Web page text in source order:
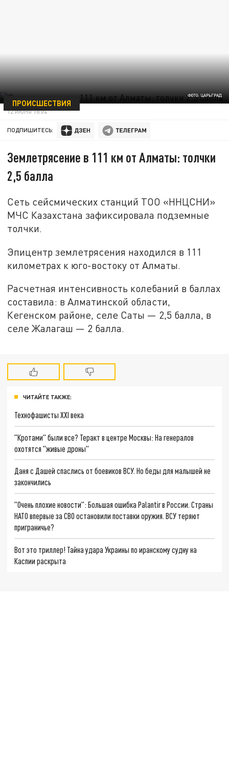
ФОТО: ЦАРЬГРАД
ПРОИСШЕСТВИЯ
12 ИЮНЯ 18:04
ПОДПИШИТЕСЬ:
Землетрясение в 111 км от Алматы: толчки
2,5 балла
Сеть сейсмических станций ТОО «ННЦСНИ»
МЧС Казахстана зафиксировала подземные
толчки.
Эпицентр землетрясения находился в 111
километрах к юго-востоку от Алматы.
Расчетная интенсивность колебаний в баллах
составила: в Алматинской области,
Кегенском районе, селе Саты — 2,5 балла, в
селе Жалагаш — 2 балла.
ЧИТАЙТЕ ТАКЖЕ:
Технофашисты XXI века
"Кротами" были все? Теракт в центре Москвы: На генералов
охотятся "живые дроны"
Даня с Дашей спаслись от боевиков ВСУ. Но беды для малышей не
закончились
"Очень плохие новости": Большая ошибка Palantir в России. Страны
НАТО впервые за СВО остановили поставки оружия. ВСУ теряют
приграничье?
Вот это триллер! Тайна удара Украины по иранскому судну на
Каспии раскрыта